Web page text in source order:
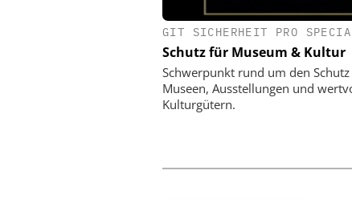
GIT SICHERHEIT PRO
Schutz für Museum & Kultur
Schwerpunkt rund um den
Museen, Ausstellungen und
Kulturgütern.
2026 - Leitmesse für
kritische Kommunikation
DOM
CO. KG
90 Jahre Dom
Vom Schließzylinder
Zutrittslösung